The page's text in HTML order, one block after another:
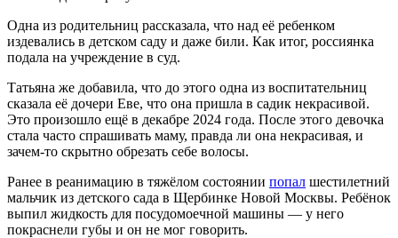
Одна из родительниц рассказала, что над её ребенком
издевались в детском саду и даже били. Как итог, россиянка
подала на учреждение в суд.
Татьяна же добавила, что до этого одна из воспитательниц
сказала её дочери Еве, что она пришла в садик некрасивой.
Это произошло ещё в декабре 2024 года. После этого девочка
стала часто спрашивать маму, правда ли она некрасивая, и
зачем-то скрытно обрезать себе волосы.
Ранее в реанимацию в тяжёлом состоянии попал шестилетний
мальчик из детского сада в Щербинке Новой Москвы. Ребёнок
выпил жидкость для посудомоечной машины — у него
покраснели губы и он не мог говорить.